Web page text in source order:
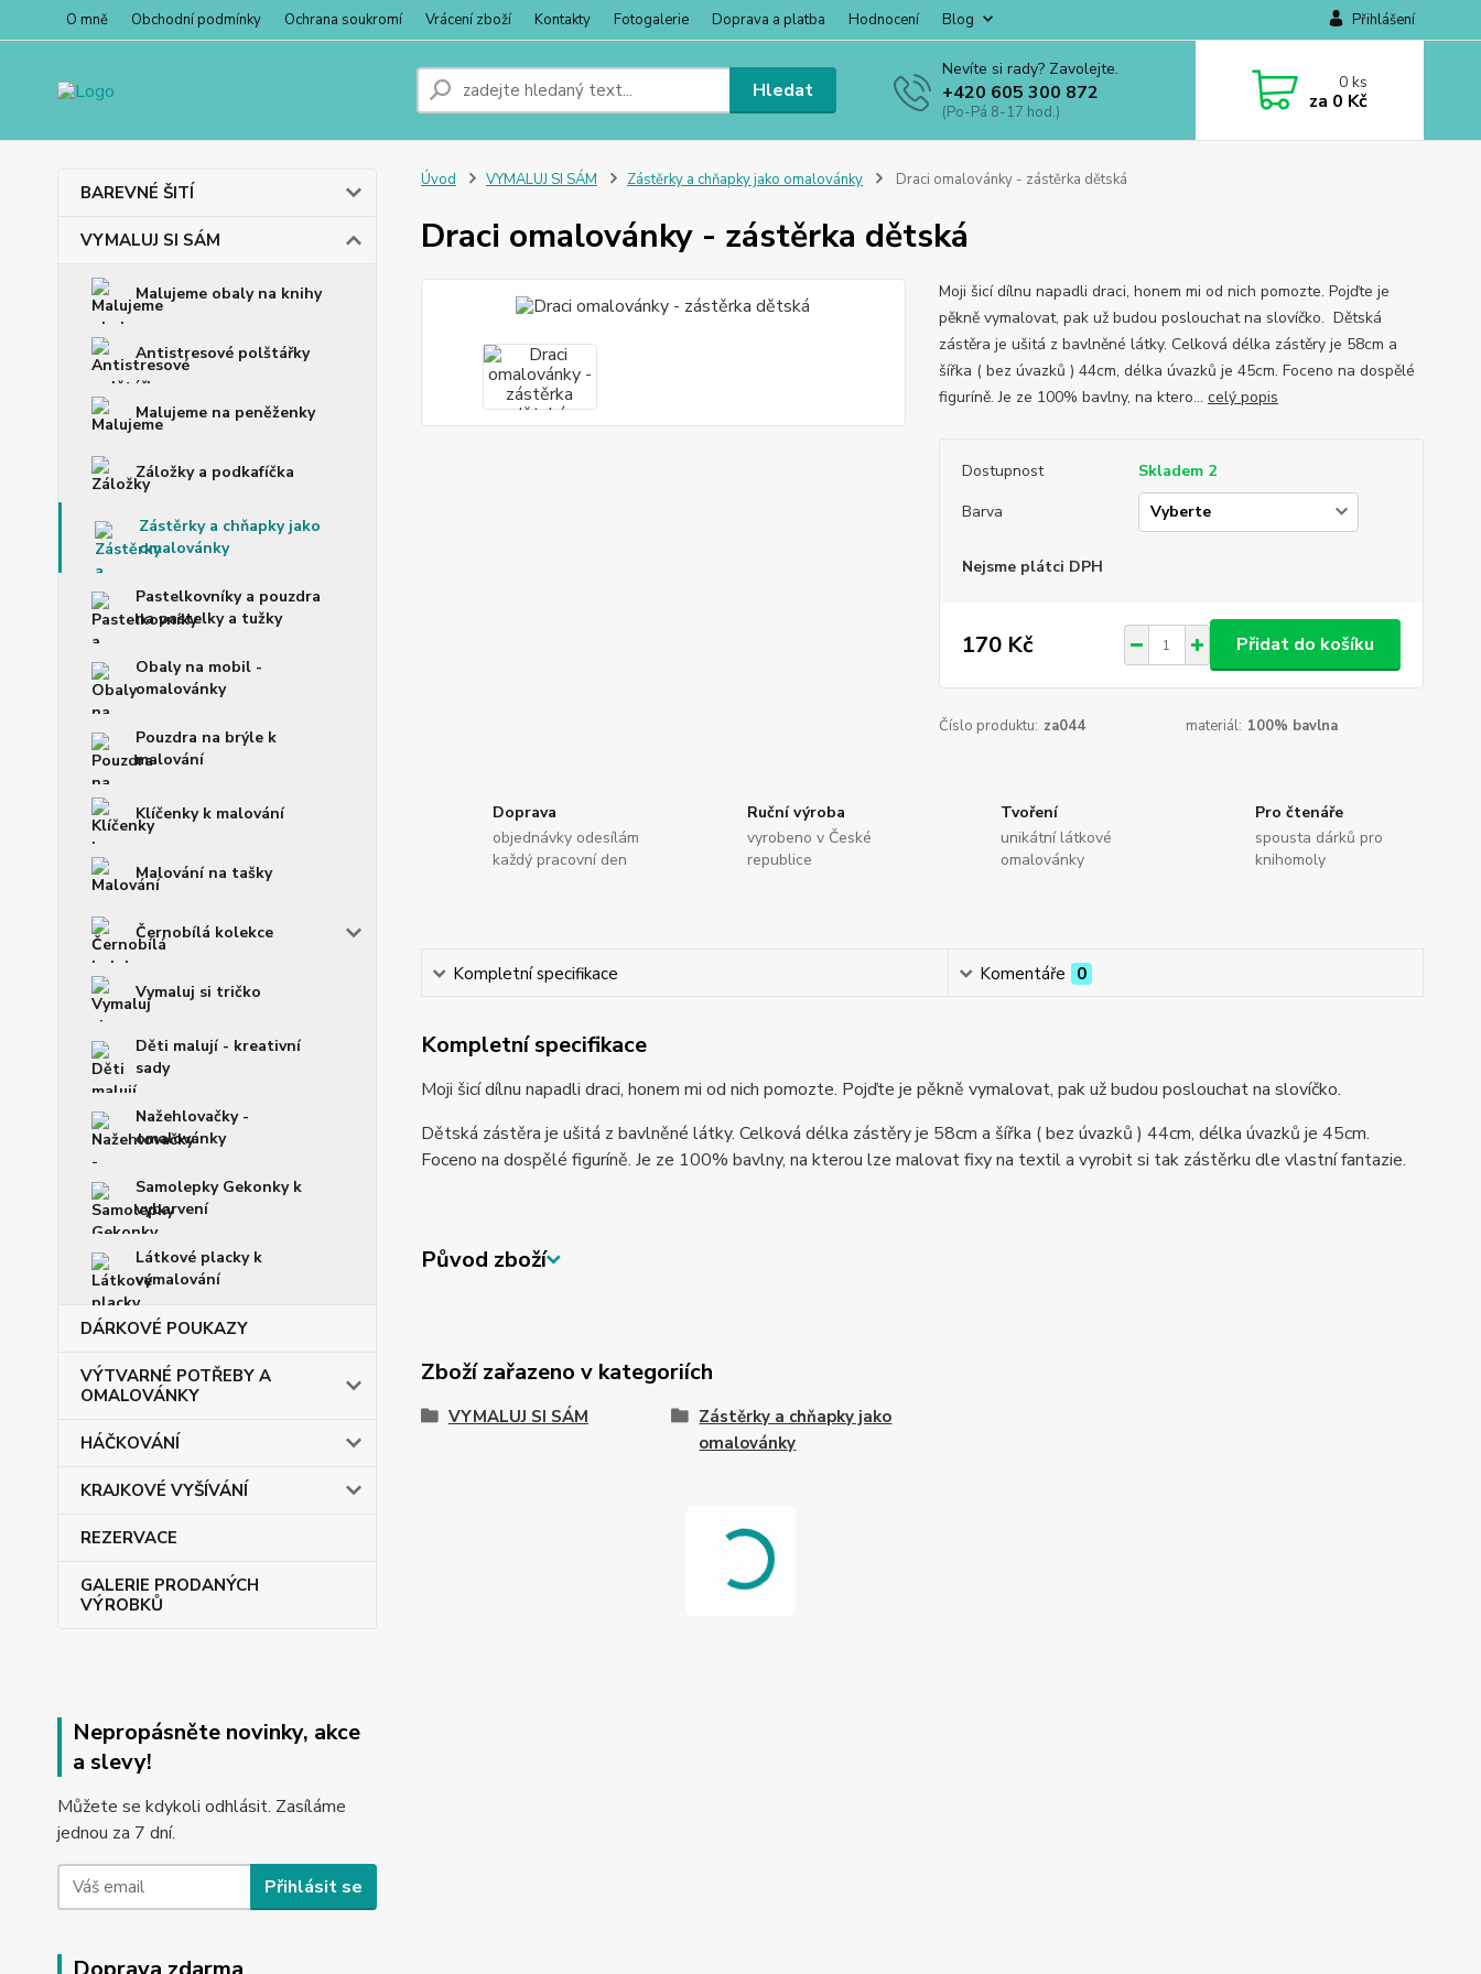
O mně Obchodní podmínky Ochrana soukromí Vrácení zboží Kontakty Fotogalerie Doprava a platba Hodnocení Blog Přihlášení
Hledat
Nevíte si rady? Zavolejte.
+420 605 300 872
(Po-Pá 8-17 hod.)
0ks
za 0 Kč
BAREVNÉ ŠITÍ
VYMALUJ SI SÁM
Malujeme obaly na knihy
Antistresové polštářky
Malujeme na peněženky
Záložky a podkafíčka
Zástěrky a chňapky jako
omalovánky
Pastelkovníky a pouzdra
na pastelky a tužky
Obaly na mobil -
omalovánky
Pouzdra na brýle k
malování
Klíčenky k malování
Malování na tašky
Černobílá kolekce
Vymaluj si tričko
Děti malují - kreativní
sady
Nažehlovačky -
omalovánky
Samolepky Gekonky k
vybarvení
Látkové placky k
vymalování
DÁRKOVÉ POUKAZY
VÝTVARNÉ POTŘEBY A
OMALOVÁNKY
HÁČKOVÁNÍ
KRAJKOVÉ VYŠÍVÁNÍ
REZERVACE
GALERIE PRODANÝCH
VÝROBKŮ
Nepropásněte novinky, akce
a slevy!
Můžete se kdykoli odhlásit. Zasíláme
jednou za 7 dní.
Přihlásit se
Úvod VYMALUJ SI SÁM Zástěrky a chňapky jako omalovánky Draci omalovánky - zástěrka dětská
Draci omalovánky - zástěrka dětská
Moji šicí dílnu napadli draci, honem mi od nich pomozte. Pojďte je
pěkně vymalovat, pak už budou poslouchat na slovíčko. Dětská
zástěra je ušitá z bavlněné látky. Celková délka zástěry je 58cm a
šířka ( bez úvazků ) 44cm, délka úvazků je 45cm. Foceno na dospělé
figuríně. Je ze 100% bavlny, na ktero... celý popis
Dostupnost
Skladem 2
Barva
Nejsme plátci DPH
170 Kč Přidat do košíku
Číslo produktu: za044 materiál: 100% bavlna
Doprava
objednávky odesílám
každý pracovní den
Ruční výroba
vyrobeno v České
republice
Tvoření
unikátní látkové
omalovánky
Pro čtenáře
spousta dárků pro
knihomoly
Kompletní specifikace Komentáře 0
Kompletní specifikace
Moji šicí dílnu napadli draci, honem mi od nich pomozte. Pojďte je pěkně vymalovat, pak už budou poslouchat na slovíčko.
Dětská zástěra je ušitá z bavlněné látky. Celková délka zástěry je 58cm a šířka ( bez úvazků ) 44cm, délka úvazků je 45cm.
Foceno na dospělé figuríně. Je ze 100% bavlny, na kterou lze malovat fixy na textil a vyrobit si tak zástěrku dle vlastní fantazie.
Původ zboží
Zboží zařazeno v kategoriích
VYMALUJ SI SÁM
Zástěrky a chňapky jako
omalovánky